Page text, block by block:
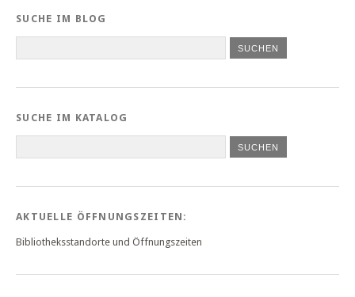
SUCHE IM BLOG
SUCHE IM KATALOG
SUCHEN
AKTUELLE ÖFFNUNGSZEITEN:
Bibliotheksstandorte und Öffnungszeiten